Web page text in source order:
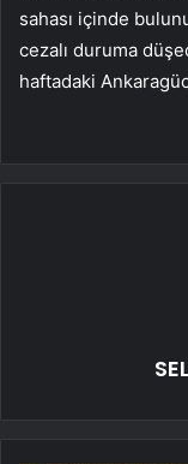
sahası içinde
cezalı duruma
haftadaki